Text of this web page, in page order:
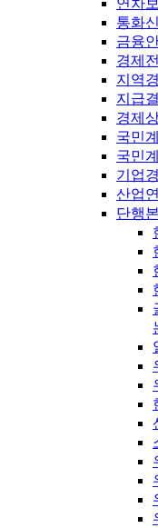
연차
통화
금융
경제
지역
지급
경제
국민
국민
기업
산업
단행본